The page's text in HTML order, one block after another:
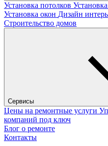
Установка потолков
Установка окон Дизайн
Строительство домов
Сервисы
Цены на ремонтные услуги
компаний под ключ
Блог о ремонте
Контакты